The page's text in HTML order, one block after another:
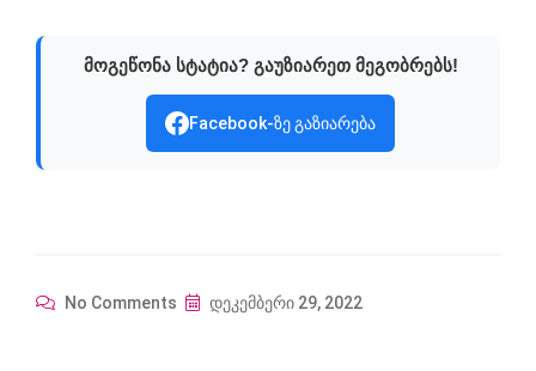
მოგეწონა სტატია? გაუზიარეთ მეგობრებს!
Facebook-ზე გაზიარება
No Comments დეკემბერი 29, 2022